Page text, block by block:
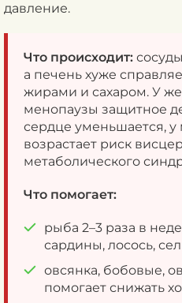
давление.
Что происходит:
а печень хуже
жирами и сахаром. У
менопаузы защитное
сердце уменьшается,
возрастает риск
метаболического
Что помогает:
рыба 2–3 раза в
сардины, лосось,
овсянка, бобовые,
помогает снижать